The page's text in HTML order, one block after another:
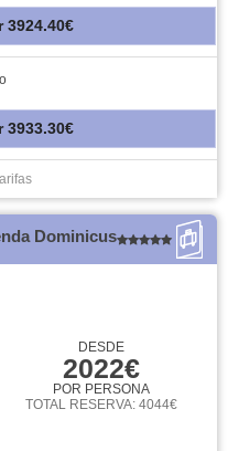
3924.40€
3933.30€
Dominicus
DESDE
2022€
POR PERSONA
TOTAL RESERVA: 4044€